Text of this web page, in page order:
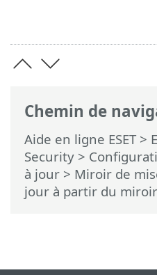
Chemin de
Aide en ligne ESET>
Security >
à jour > Miroir de
jour à partir du miroir